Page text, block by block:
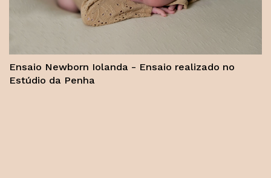
Ensaio Newborn Iolanda - Ensaio realizado no
Estúdio da Penha